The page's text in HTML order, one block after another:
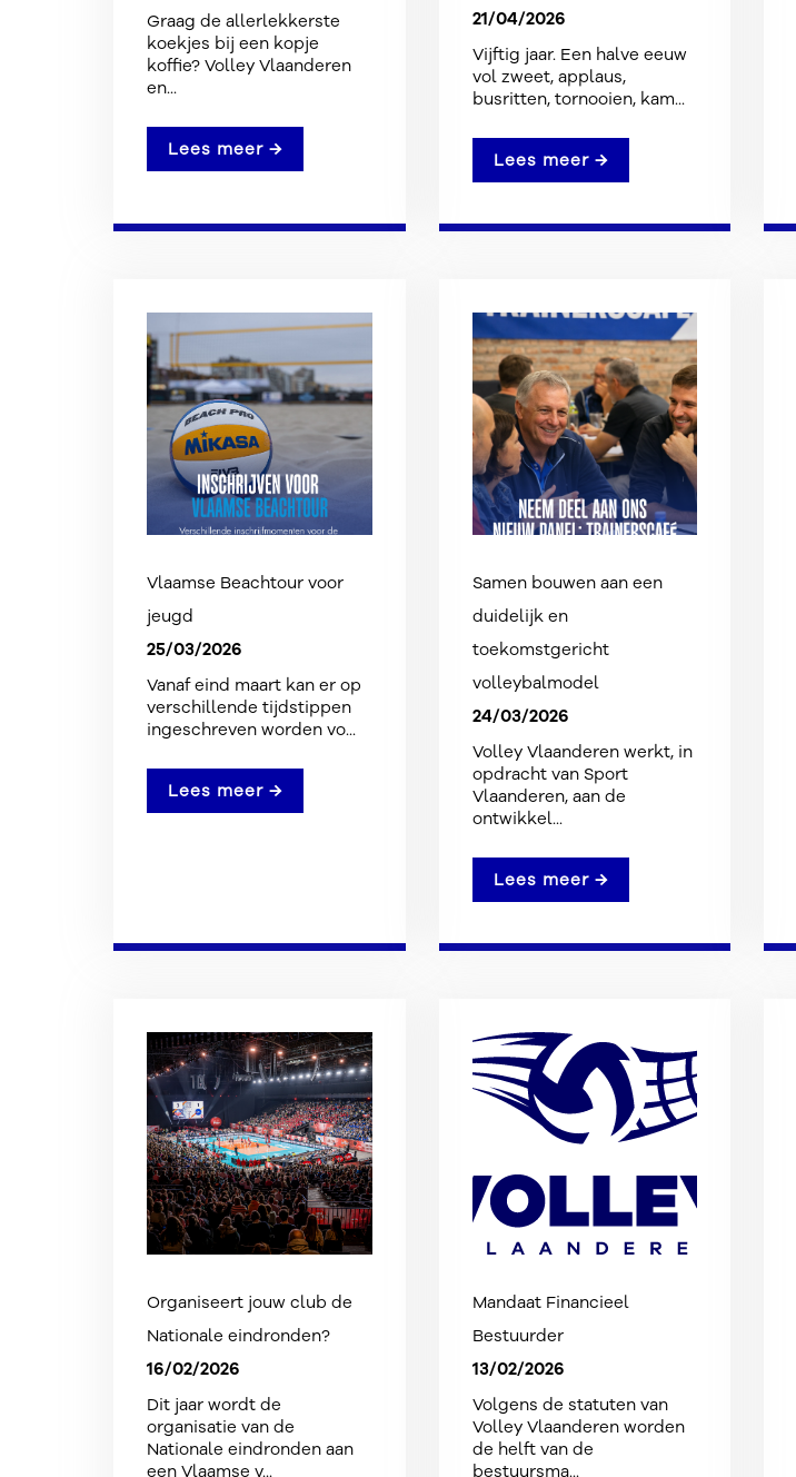
Graag de allerlekkerste
koekjes bij een kopje
koffie? Volley Vlaanderen
en...
Lees meer →
21/04/2026
Vijftig jaar. Een halve eeuw
vol zweet, applaus,
busritten, tornooien, kam...
Lees meer →
Vlaamse Beachtour voor
jeugd
25/03/2026
Vanaf eind maart kan er op
verschillende tijdstippen
ingeschreven worden vo...
Lees meer →
Samen bouwen aan een
duidelijk en
toekomstgericht
volleybalmodel
24/03/2026
Volley Vlaanderen werkt, in
opdracht van Sport
Vlaanderen, aan de
ontwikkel...
Lees meer →
Organiseert jouw club de
Nationale eindronden?
16/02/2026
Dit jaar wordt de
organisatie van de
Nationale eindronden aan
een Vlaamse v...
Mandaat Financieel
Bestuurder
13/02/2026
Volgens de statuten van
Volley Vlaanderen worden
de helft van de
bestuursma...